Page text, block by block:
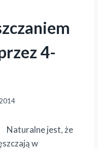
4-
Naturalne jest, że
w